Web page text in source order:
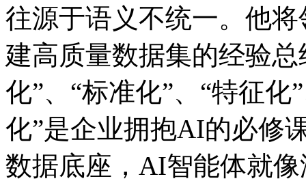
往源于语义不统一。他
建高质量数据集的经验总
化”、“标准化”、“特征
化”是企业拥抱AI的必修课
数据底座，AI智能体就